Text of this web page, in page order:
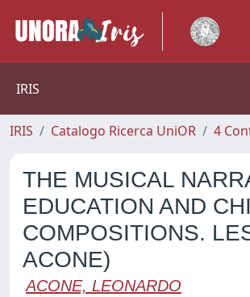
IRIS
IRIS Catalogo Ricerca UniOR 4
THE MUSICAL
EDUCATION AND
COMPOSITIONS.
ACONE)
ACONE, LEONARDO